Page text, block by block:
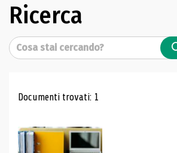
Ricerca
Cerca
Risultati di ricerca
Documenti trovati: 1